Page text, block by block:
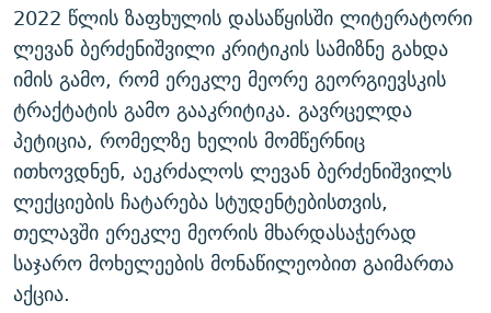
2022 წლის ზაფხულის დასაწყისში ლიტერატორი
ლევან ბერძენიშვილი კრიტიკის სამიზნე გახდა
იმის გამო, რომ ერეკლე მეორე გეორგიევსკის
ტრაქტატის გამო გააკრიტიკა. გავრცელდა
პეტიცია, რომელზე ხელის მომწერნიც
ითხოვდნენ, აეკრძალოს ლევან ბერძენიშვილს
ლექციების ჩატარება სტუდენტებისთვის,
თელავში ერეკლე მეორის მხარდასაჭერად
საჯარო მოხელეების მონაწილეობით გაიმართა
აქცია.